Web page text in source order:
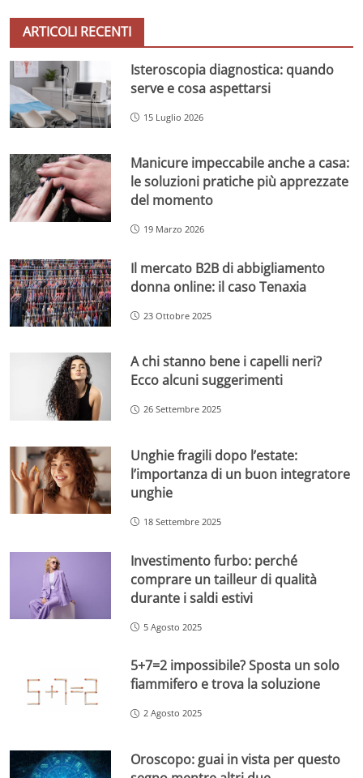
ARTICOLI RECENTI
Isteroscopia diagnostica: quando
serve e cosa aspettarsi
15 Luglio 2026
Manicure impeccabile anche a casa:
le soluzioni pratiche più apprezzate
del momento
19 Marzo 2026
Il mercato B2B di abbigliamento
donna online: il caso Tenaxia
23 Ottobre 2025
A chi stanno bene i capelli neri?
Ecco alcuni suggerimenti
26 Settembre 2025
Unghie fragili dopo l’estate:
l’importanza di un buon integratore
unghie
18 Settembre 2025
Investimento furbo: perché
comprare un tailleur di qualità
durante i saldi estivi
5 Agosto 2025
5+7=2 impossibile? Sposta un solo
fiammifero e trova la soluzione
2 Agosto 2025
Oroscopo: guai in vista per questo